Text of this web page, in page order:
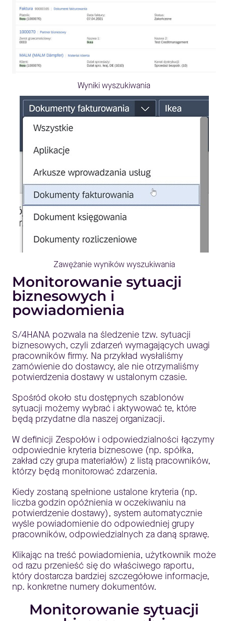
Wyniki wyszukiwania
Zawężanie wyników wyszukiwania
Monitorowanie sytuacji
biznesowych i
powiadomienia
S/4HANA pozwala na śledzenie tzw. sytuacji
biznesowych, czyli zdarzeń wymagających uwagi
pracowników firmy. Na przykład wysłaliśmy
zamówienie do dostawcy, ale nie otrzymaliśmy
potwierdzenia dostawy w ustalonym czasie.
Spośród około stu dostępnych szablonów
sytuacji możemy wybrać i aktywować te, które
będą przydatne dla naszej organizacji.
W definicji Zespołów i odpowiedzialności łączymy
odpowiednie kryteria biznesowe (np. spółka,
zakład czy grupa materiałów) z listą pracowników,
którzy będą monitorować zdarzenia.
Kiedy zostaną spełnione ustalone kryteria (np.
liczba godzin opóźnienia w oczekiwaniu na
potwierdzenie dostawy), system automatycznie
wyśle powiadomienie do odpowiedniej grupy
pracowników, odpowiedzialnych za daną sprawę.
Klikając na treść powiadomienia, użytkownik może
od razu przenieść się do właściwego raportu,
który dostarcza bardziej szczegółowe informacje,
np. konkretne numery dokumentów.
Monitorowanie sytuacji